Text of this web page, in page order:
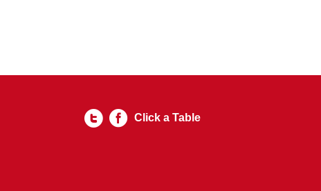
Click a Table